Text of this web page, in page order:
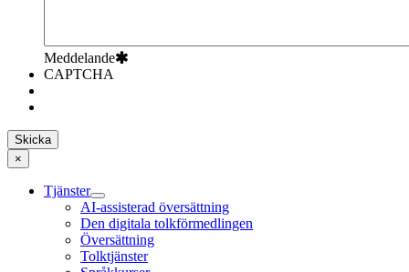
Meddelande
CAPTCHA
×
Tjänster
AI-assisterad översättning
Den digitala tolkförmedlingen
Översättning
Tolktjänster